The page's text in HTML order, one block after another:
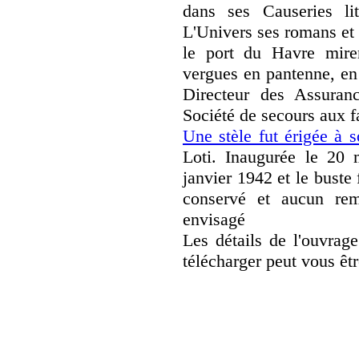
dans ses Causeries
L'Univers ses romans
le port du Havre
vergues en pantenne,
Directeur des
Société de secours aux
Une stèle fut érigée à
Loti. Inaugurée le 20
janvier 1942 et le
conservé et aucun
envisagé
Les détails de
télécharger peut vous